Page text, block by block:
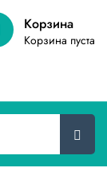
Корзина
Корзина пуста